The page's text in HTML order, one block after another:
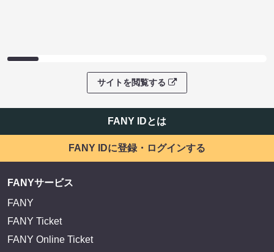
サイトを閲覧する
FANY IDとは
FANY IDに登録・ログインする
FANYサービス
FANY
FANY Ticket
FANY Online Ticket